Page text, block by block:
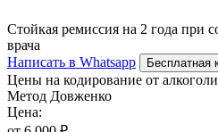
Стойкая ремиссия на 2 года при
врача
Написать в Whatsapp
Бесплатная
Цены на кодирование от
Метод Довженко
Цена: